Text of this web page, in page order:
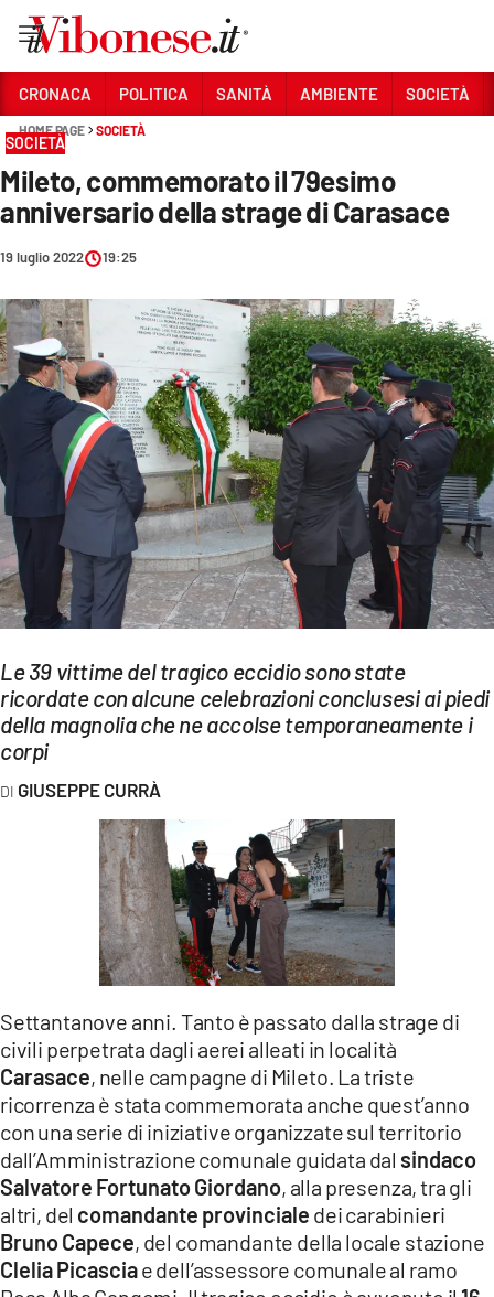
Sezioni
CRONACA
POLITICA
SANITÀ
AMBIENTE
SOCIETÀ
CULTURA
ECONOMIA E LAVORO
EVENTI
SPORT
Streaming
LAC NETWORK
LAC ONAIR
LACPLAY.IT
LACONAIR.IT
LACITYMAG.IT
ILREGGINO.IT
COSENZACHANNEL.IT
ILVIBONESE.IT
CATANZAROCHANNEL.IT
LACAPITALENEWS.IT
CRONACA POLITICA SANITÀ AMBIENTE SOCIETÀ
HOME PAGE SOCIETÀ
SOCIETÀ
Mileto, commemorato il 79esimo
anniversario della strage di Carasace
19 luglio 2022 19:25
Le 39 vittime del tragico eccidio sono state
ricordate con alcune celebrazioni conclusesi ai piedi
della magnolia che ne accolse temporaneamente i
corpi
GIUSEPPE CURRÀ
Settantanove anni. Tanto è passato dalla strage di
civili perpetrata dagli aerei alleati in località
Carasace, nelle campagne di Mileto. La triste
ricorrenza è stata commemorata anche quest’anno
con una serie di iniziative organizzate sul territorio
dall’Amministrazione comunale guidata dal sindaco
Salvatore Fortunato Giordano, alla presenza, tra gli
altri, del comandante provinciale dei carabinieri
Bruno Capece, del comandante della locale stazione
Clelia Picasciae dell’assessore comunale al ramo